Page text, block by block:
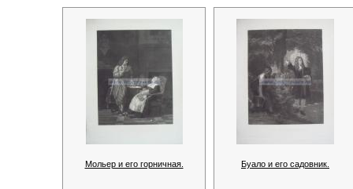
Мольер и его горничная. Буало и его садовник.